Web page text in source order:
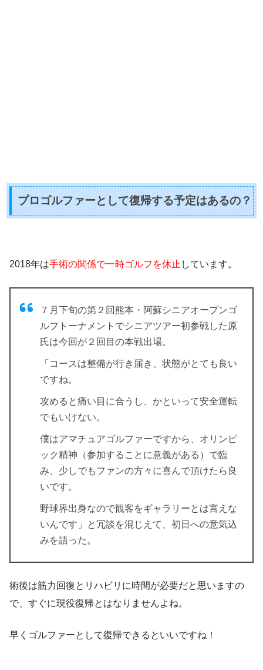
プロゴルファーとして復帰する予定はあるの？
2018年は手術の関係で一時ゴルフを休止 しています。
７月下旬の第２回熊本・阿蘇シニアオープンゴ
ルフトーナメントでシニアツアー初参戦した原
氏は今回が２回目の本戦出場。
「コースは整備が行き届き、状態がとても良い
ですね。
攻めると痛い目に合うし、かといって安全運転
でもいけない。
僕はアマチュアゴルファーですから、オリンピ
ック精神（参加することに意義がある）で臨
み、少しでもファンの方々に喜んで頂けたら良
いです。
野球界出身なので観客をギャラリーとは言えな
いんです」と冗談を混じえて、初日への意気込
みを語った。
術後は筋力回復とリハビリに時間が必要だと思いますの
で、すぐに現役復帰とはなりませんよね。
早くゴルファーとして復帰できるといいですね！